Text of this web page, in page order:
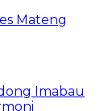
Mateng
Imabau